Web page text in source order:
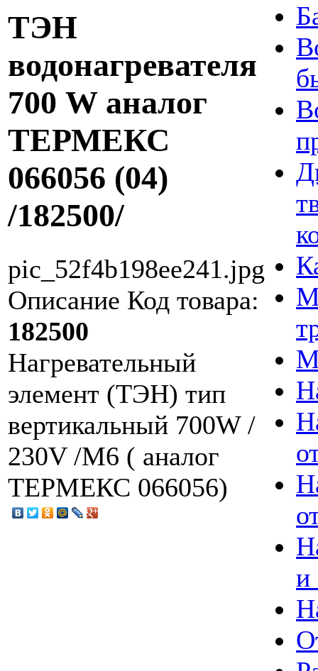
ТЭН
водонагревателя
700 W аналог
ТЕРМЕКС
066056 (04)
/182500/
pic_52f4b198ee241.jpg
Описание Код товара:
182500
Нагревательный
элемент (ТЭН) тип
вертикальный 700W /
230V /М6 ( аналог
ТЕРМЕКС 066056)
и